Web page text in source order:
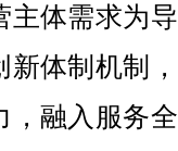
主体需求为
新体制机制
，融入服务